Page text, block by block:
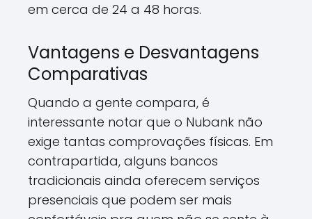
em cerca de 24 a 48 horas.
Vantagens e Desvantagens
Comparativas
Quando a gente compara, é
interessante notar que o Nubank não
exige tantas comprovações físicas. Em
contrapartida, alguns bancos
tradicionais ainda oferecem serviços
presenciais que podem ser mais